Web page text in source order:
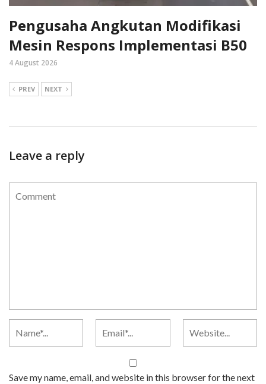
Pengusaha Angkutan Modifikasi
Mesin Respons Implementasi B50
4 August 2026
PREV NEXT
Leave a reply
Save my name, email, and website in this browser for the next